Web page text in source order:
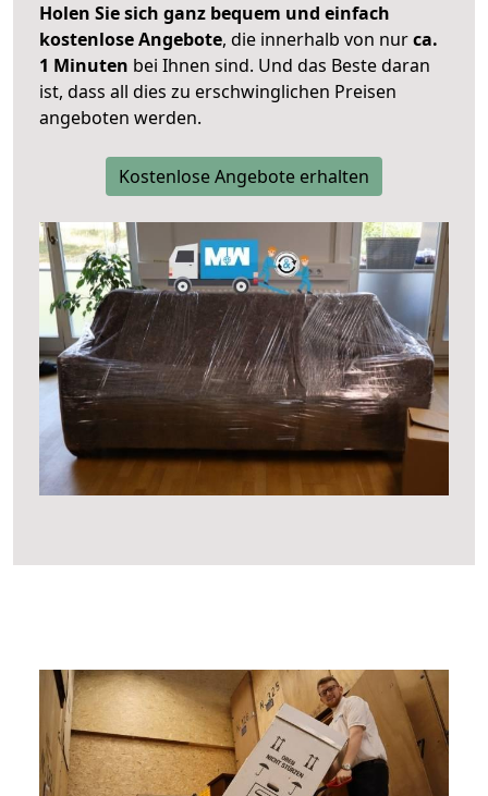
Holen Sie sich ganz bequem und einfach
kostenlose Angebote, die innerhalb von nurca.
1 Minuten bei Ihnen sind. Und das Beste daran
ist, dass all dies zu erschwinglichen Preisen
angeboten werden.
Kostenlose Angebote erhalten